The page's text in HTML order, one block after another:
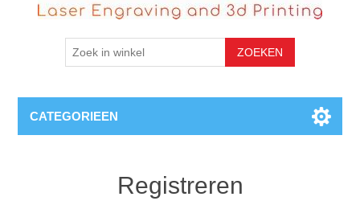
CATEGORIEEN
Registreren